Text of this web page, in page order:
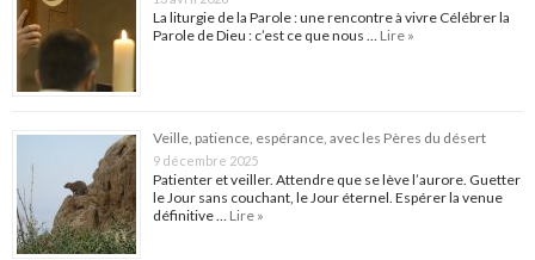
La liturgie de la Parole : une rencontre à vivre Célébrer la
Parole de Dieu : c’est ce que nous … Lire »
Veille, patience, espérance, avec les Pères du désert
9 décembre 2025
Patienter et veiller. Attendre que se lève l’aurore. Guetter
le Jour sans couchant, le Jour éternel. Espérer la venue
définitive … Lire »